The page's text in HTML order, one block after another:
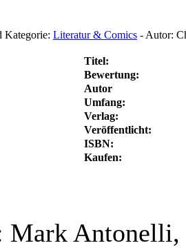
Kategorie: Literatur & Comics - Autor:
Titel:
Bewertung:
Autor
Umfang:
Verlag:
Veröffentlicht:
ISBN:
Kaufen:
Mark Antonelli,